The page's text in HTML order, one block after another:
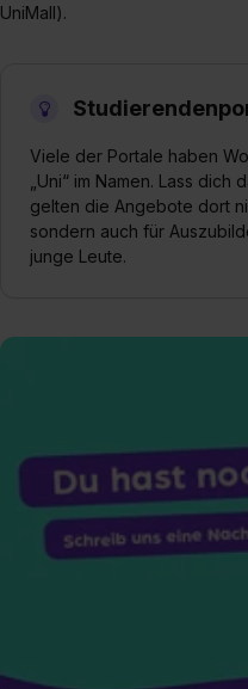
UniMall).
Viele der Portale haben
„Uni“ im Namen. Lass
gelten die Angebote dort
sondern auch für
junge Leute.